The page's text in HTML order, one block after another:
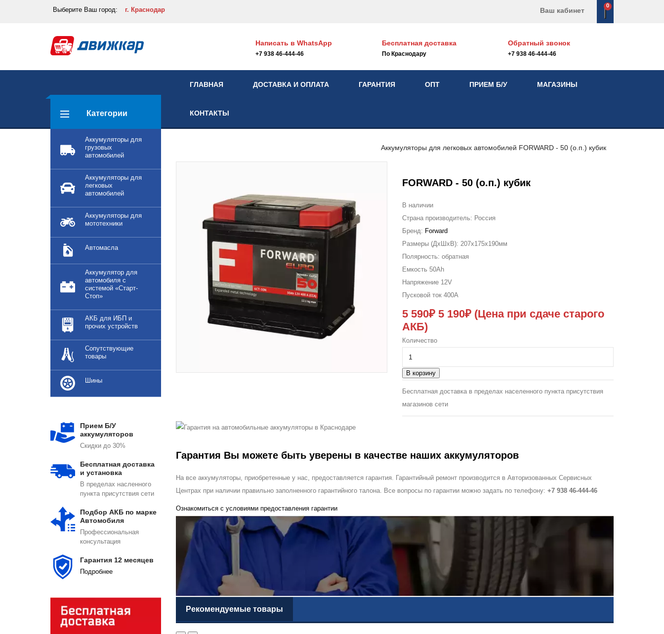
Выберите Ваш город: г. Краснодар Ваш кабинет
0
Написать в WhatsApp
+7 938 46-444-46
Бесплатная доставка
По Краснодару
Обратный звонок
+7 938 46-444-46
ГЛАВНАЯ ДОСТАВКА И ОПЛАТА ГАРАНТИЯ ОПТ ПРИЕМ Б/У МАГАЗИНЫ
КОНТАКТЫ
Аккумуляторы для легковых автомобилей FORWARD - 50 (о.п.) кубик
FORWARD - 50 (о.п.) кубик
В наличии
Страна производитель: Россия
Бренд: Forward
Размеры (ДxШxВ): 207x175x190мм
Полярность: обратная
Емкость 50Ah
Напряжение 12V
Пусковой ток 400A
5 590₽ 5 190₽ (Цена при сдаче старого
АКБ)
Количество
В корзину
Бесплатная доставка в пределах населенного пункта присутствия
магазинов сети
Гарантия Вы можете быть уверены в качестве наших аккумуляторов
На все аккумуляторы, приобретенные у нас, предоставляется гарантия. Гарантийный ремонт производится в Авторизованных Сервисных
Центрах при наличии правильно заполненного гарантийного талона. Все вопросы по гарантии можно задать по телефону: +7 938 46-444-46
Ознакомиться с условиями предоставления гарантии
Рекомендуемые товары
Категории
Аккумуляторы для
грузовых
автомобилей
Аккумуляторы для
легковых
автомобилей
Аккумуляторы для
мототехники
Автомасла
Аккумулятор для
автомобиля с
системой «Старт-
Стоп»
АКБ для ИБП и
прочих устройств
Сопутствующие
товары
Шины
Прием Б/У
аккумуляторов
Скидки до 30%
Бесплатная доставка
и установка
В пределах насленного
пункта присутствия сети
Подбор АКБ по марке
Автомобиля
Профессиональная
консультация
Гарантия 12 месяцев
Подробнеe